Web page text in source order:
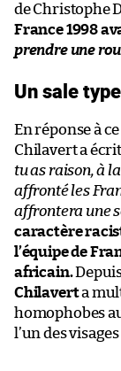
de Christophe
France 1998
prendre une
Un sale type
En réponse à
Chilavert a
tu as raison, à
affronté les
affrontera une
caractère
l’équipe de
africain.
Chilaverta
homophobes
l’un des